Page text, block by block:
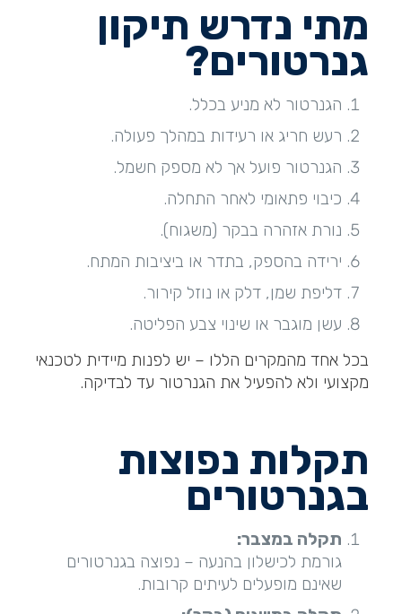
מתי נדרש תיקון
גנרטורים?
הגנרטור לא מניע בכלל.
רעש חריג או רעידות במהלך פעולה.
הגנרטור פועל אך לא מספק חשמל.
כיבוי פתאומי לאחר התחלה.
נורת אזהרה בבקר (משגוח).
ירידה בהספק, בתדר או ביציבות המתח.
דליפת שמן, דלק או נוזל קירור.
עשן מוגבר או שינוי צבע הפליטה.
בכל אחד מהמקרים הללו – יש לפנות מיידית לטכנאי
מקצועי ולא להפעיל את הגנרטור עד לבדיקה.
תקלות נפוצות
בגנרטורים
תקלה במצבר:
גורמת לכישלון בהנעה – נפוצה בגנרטורים
שאינם מופעלים לעיתים קרובות.